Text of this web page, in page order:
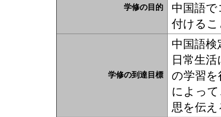
学修の目的
中国語
付ける
学修の到達目標
中国語
日常生
の学習
によっ
思を伝